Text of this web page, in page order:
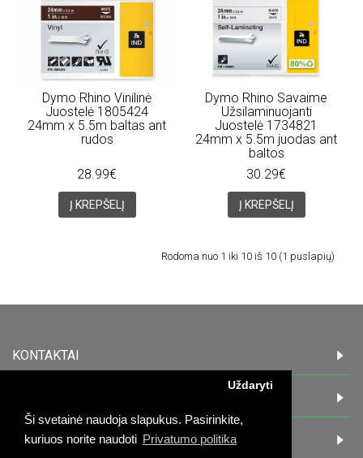
Ši svetainė naudoja slapukus. Pasirinkite,
kuriuos norite naudoti Privatumo politika
Uždaryti
Dymo Rhino Vinilinė
Juostelė 1805424
24mm x 5.5m baltas ant
rudos
28.99€
Į KREPŠELĮ
Dymo Rhino Savaime
Užsilaminuojanti
Juostelė 1734821
24mm x 5.5m juodas ant
baltos
30.29€
Į KREPŠELĮ
Rodoma nuo 1 iki 10 iš 10 (1 puslapių)
KONTAKTAI
PIRKĖJAMS